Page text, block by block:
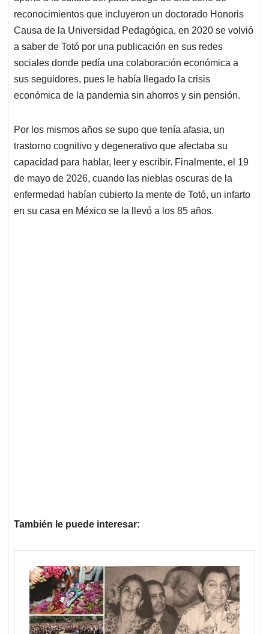
reconocimientos que incluyeron un doctorado Honoris
Causa de la Universidad Pedagógica, en 2020 se volvió
a saber de Totó por una publicación en sus redes
sociales donde pedía una colaboración económica a
sus seguidores, pues le había llegado la crisis
económica de la pandemia sin ahorros y sin pensión.
Por los mismos años se supo que tenía afasia, un
trastorno cognitivo y degenerativo que afectaba su
capacidad para hablar, leer y escribir. Finalmente, el 19
de mayo de 2026, cuando las nieblas oscuras de la
enfermedad habían cubierto la mente de Totó, un infarto
en su casa en México se la llevó a los 85 años.
También le puede interesar: